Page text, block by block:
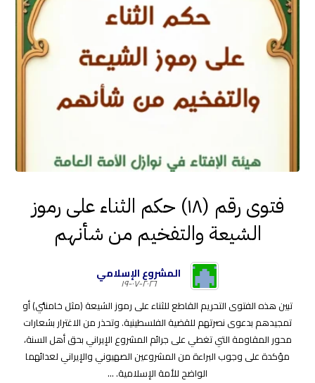
فتوى رقم (١٨) حكم الثناء على رموز
الشيعة والتفخيم من شأنهم
المشروع الإسلامي
٢٠٢٦-٠٧-١٩
تبين هذه الفتوى التحريم القاطع للثناء على رموز الشيعة (مثل خامنئي) أو
تمجيدهم بدعوى نصرتهم للقضية الفلسطينية. وتحذر من الاغترار بشعارات
محور المقاومة التي تغطي على جرائم المشروع الإيراني بحق أهل السنة،
مؤكدة على وجوب البراءة من المشروعين الصهيوني والإيراني لعدائهما
الواضح للأمة الإسلامية. ...